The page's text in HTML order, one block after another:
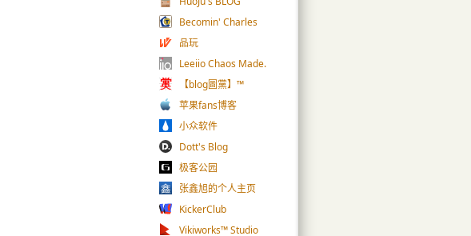
Becomin' Charles
品玩
Leeiio Chaos Made.
【blog圖黨】™
苹果fans博客
小众软件
Dott's Blog
极客公园
张鑫旭的个人主页
KickerClub
Vikiworks™ Studio